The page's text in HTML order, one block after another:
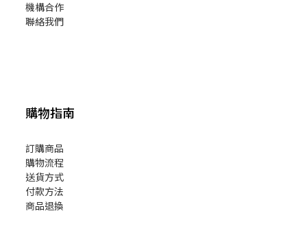
機構合作
聯絡我們
購物指南
訂購商品
購物流程
送貨方式
付款方法
商品退換